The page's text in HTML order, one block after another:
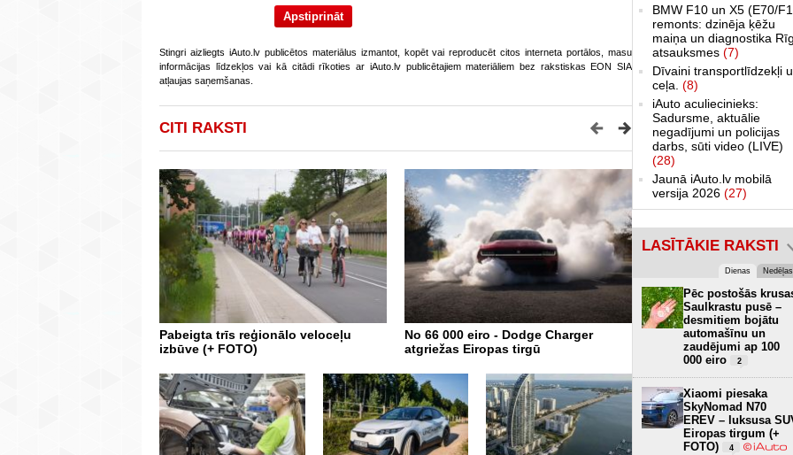
Stingri aizliegts iAuto.lv publicētos materiālus izmantot, kopēt vai reproducēt citos interneta portālos, masu
informācijas līdzekļos vai kā citādi rīkoties ar iAuto.lv publicētajiem materiāliem bez rakstiskas EON SIA
atļaujas saņemšanas.
CITI RAKSTI
Pabeigta trīs reģionālo veloceļu
izbūve (+ FOTO)
No 66 000 eiro - Dodge Charger
atgriežas Eiropas tirgū
Arī Mercedes atgriezīs
pogas, tomēr ekrāni
BMW F10 un X5 (E70/
remonts: dzinēja ķēžu
maiņa un diagnostika
atsauksmes (7)
Dīvaini transportlīdzekļi
ceļa. (8)
iAuto aculiecinieks:
Sadursme, aktuālie
negadījumi un policijas
darbs, sūti video (LIVE)
(28)
Jaunā iAuto.lv mobilā
versija 2026 (27)
LASĪTĀKIE RAKSTI
Dienas Nedēļas
Pēc postošās
Saulkrastu pusē –
desmitiem bojātu
automašīnu un
zaudējumi ap 100
000 eiro
2
Xiaomi piesaka
SkyNomad N70
EREV – luksusa
Eiropas tirgum (+
FOTO)
4